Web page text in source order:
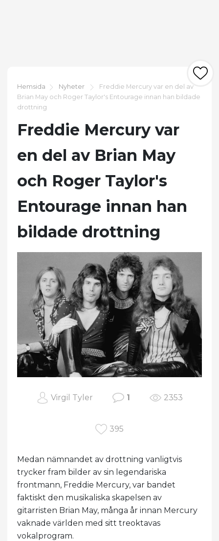
Hemsida Nyheter
Freddie Mercury var en del av
Brian May och Roger Taylor's Entourage innan han bildade
drottning
Freddie Mercury var
en del av Brian May
och Roger Taylor's
Entourage innan han
bildade drottning
Virgil Tyler 1 2353
395
Medan nämnandet av drottning vanligtvis
trycker fram bilder av sin legendariska
frontmann, Freddie Mercury, var bandet
faktiskt den musikaliska skapelsen av
gitarristen Brian May, många år innan Mercury
vaknade världen med sitt treoktavas
vokalprogram.